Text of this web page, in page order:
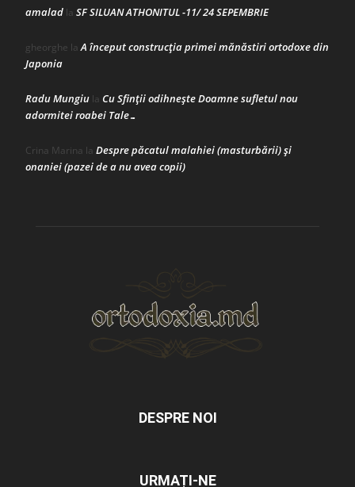
amalad la SF SILUAN ATHONITUL -11/ 24 SEPEMBRIE
gheorghe laA început construcţia primei mănăstiri ortodoxe din
Japonia
Radu Mungiu la Cu Sfinții odihnește Doamne sufletul nou
adormitei roabei Tale…
Crina Marina la Despre păcatul malahiei (masturbării) şi
onaniei (pazei de a nu avea copii)
DESPRE NOI
URMAȚI-NE